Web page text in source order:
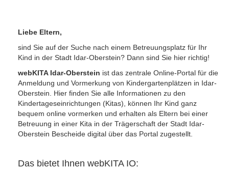
Liebe Eltern,
sind Sie auf der Suche nach einem Betreuungsplatz für Ihr
Kind in der Stadt Idar-Oberstein? Dann sind Sie hier richtig!
webKITA Idar-Oberstein ist das zentrale Online-Portal für die
Anmeldung und Vormerkung von Kindergartenplätzen in Idar-
Oberstein. Hier finden Sie alle Informationen zu den
Kindertageseinrichtungen (Kitas), können Ihr Kind ganz
bequem online vormerken und erhalten als Eltern bei einer
Betreuung in einer Kita in der Trägerschaft der Stadt Idar-
Oberstein Bescheide digital über das Portal zugestellt.
Das bietet Ihnen webKITA IO: